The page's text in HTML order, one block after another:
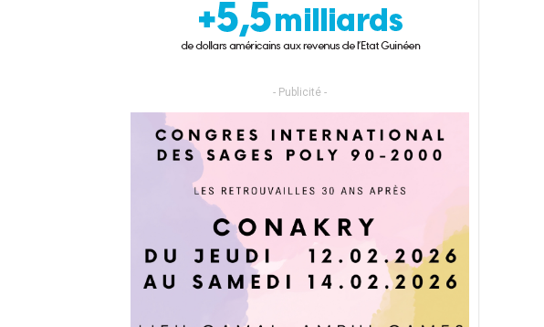
- Publicité -